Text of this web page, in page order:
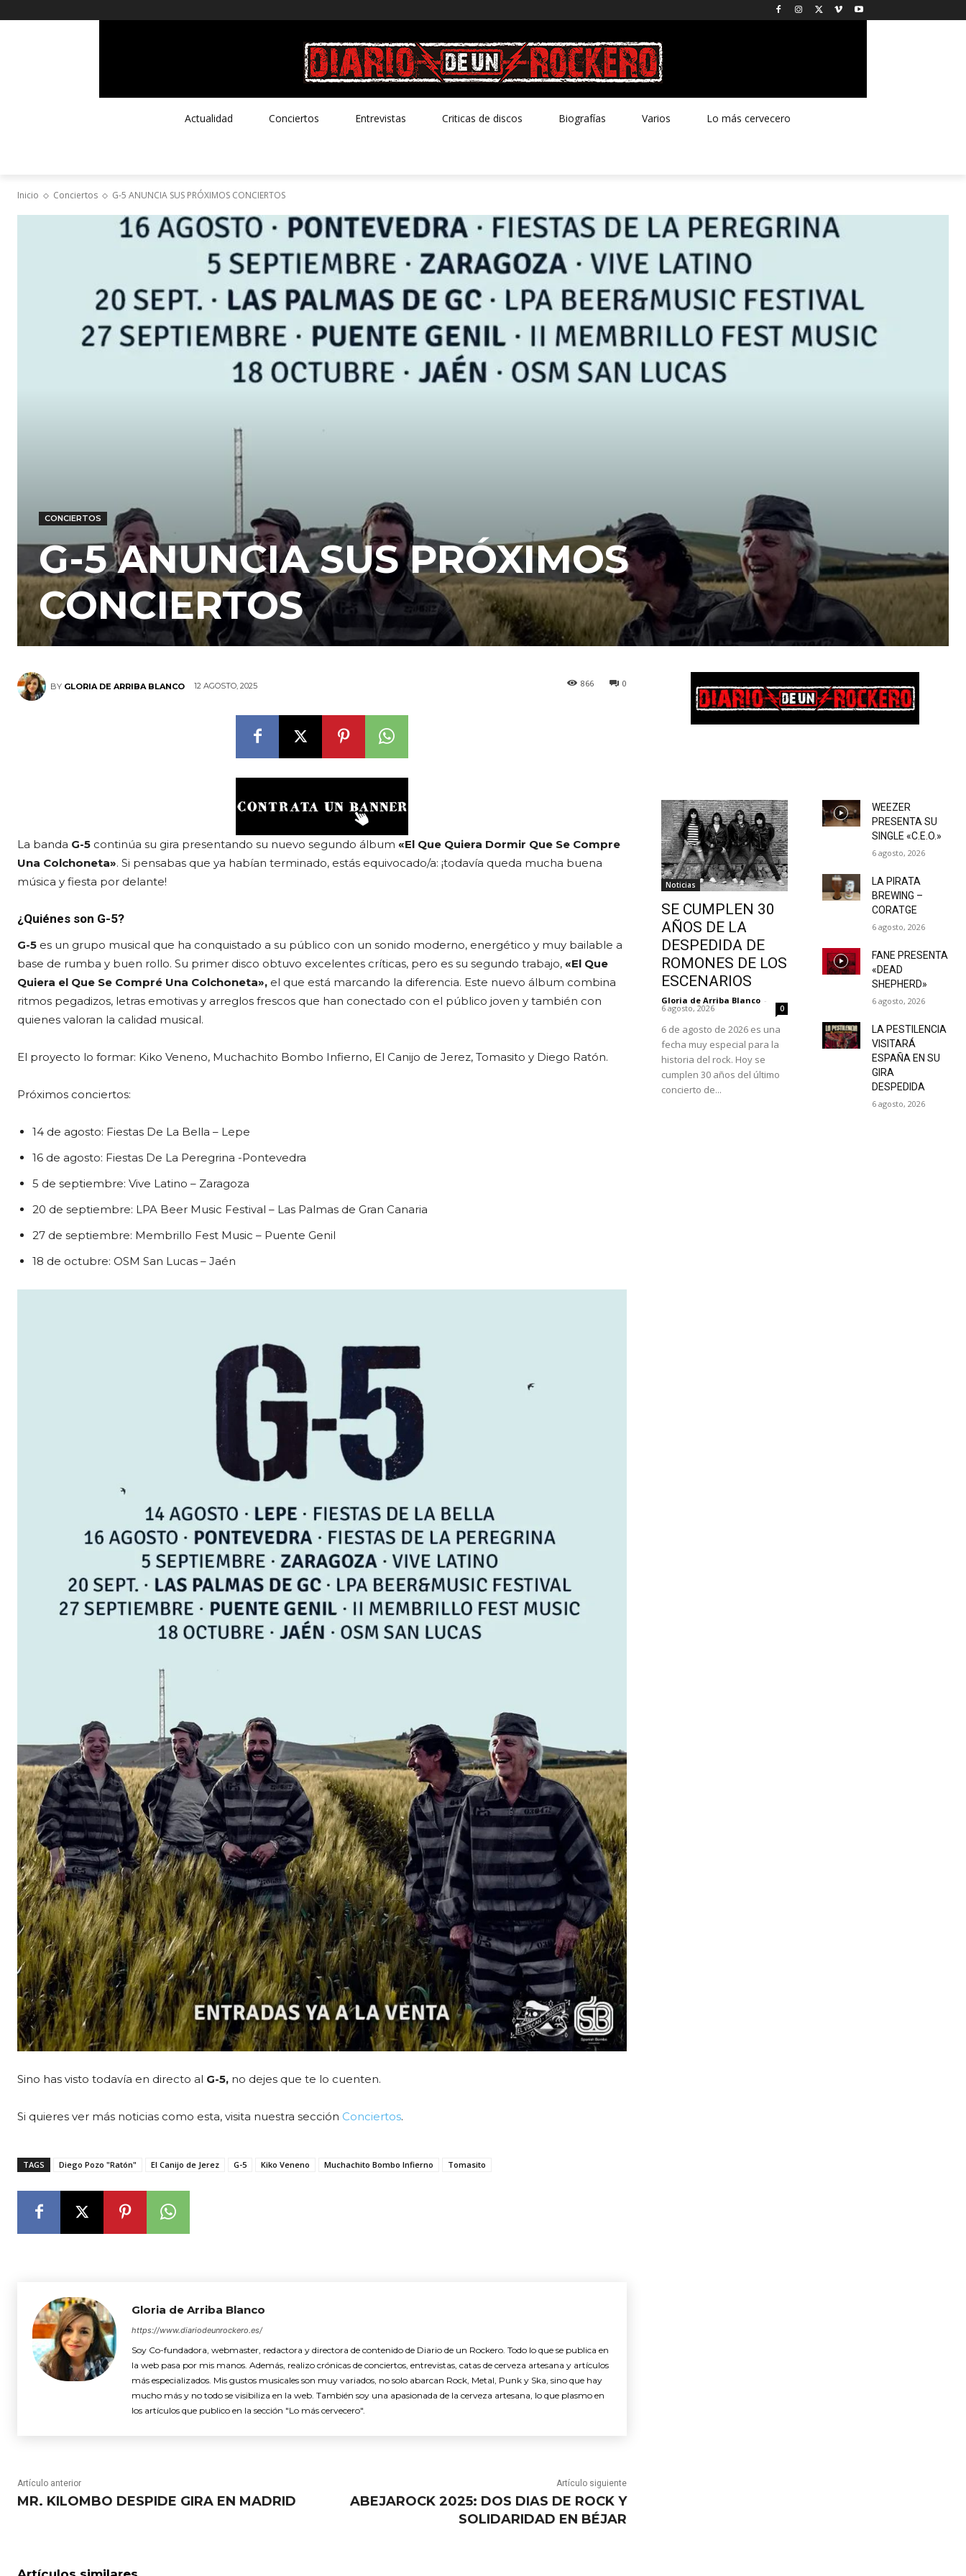
Actualidad Conciertos Entrevistas Criticas de discos Biografías Varios Lo más cervecero
Inicio Conciertos G-5 ANUNCIA SUS PRÓXIMOS CONCIERTOS
CONCIERTOS
G-5 ANUNCIA SUS PRÓXIMOS
CONCIERTOS
BY GLORIA DE ARRIBA BLANCO 12 AGOSTO, 2025 0
866
La banda G-5 continúa su gira presentando su nuevo segundo álbum «El Que Quiera Dormir Que Se Compre
Una Colchoneta». Si pensabas que ya habían terminado, estás equivocado/a: ¡todavía queda mucha buena
música y fiesta por delante!
¿Quiénes son G-5?
G-5 es un grupo musical que ha conquistado a su público con un sonido moderno, energético y muy bailable a
base de rumba y buen rollo. Su primer disco obtuvo excelentes críticas, pero es su segundo trabajo, «El Que
Quiera el Que Se Compré Una Colchoneta», el que está marcando la diferencia. Este nuevo álbum combina
ritmos pegadizos, letras emotivas y arreglos frescos que han conectado con el público joven y también con
quienes valoran la calidad musical.
El proyecto lo formar: Kiko Veneno, Muchachito Bombo Infierno, El Canijo de Jerez, Tomasito y Diego Ratón.
Próximos conciertos:
14 de agosto: Fiestas De La Bella – Lepe
16 de agosto: Fiestas De La Peregrina -Pontevedra
5 de septiembre: Vive Latino – Zaragoza
20 de septiembre: LPA Beer Music Festival – Las Palmas de Gran Canaria
27 de septiembre: Membrillo Fest Music – Puente Genil
18 de octubre: OSM San Lucas – Jaén
Sino has visto todavía en directo al G-5, no dejes que te lo cuenten.
Si quieres ver más noticias como esta, visita nuestra sección Conciertos.
TAGS Diego Pozo "Ratón" El Canijo de Jerez G-5 Kiko Veneno Muchachito Bombo Infierno Tomasito
Gloria de Arriba Blanco
https://www.diariodeunrockero.es/
Soy Co-fundadora, webmaster, redactora y directora de contenido de Diario de un Rockero. Todo lo que se publica en
la web pasa por mis manos. Además, realizo crónicas de conciertos, entrevistas, catas de cerveza artesana y artículos
más especializados. Mis gustos musicales son muy variados, no solo abarcan Rock, Metal, Punk y Ska, sino que hay
mucho más y no todo se visibiliza en la web. También soy una apasionada de la cerveza artesana, lo que plasmo en
los artículos que publico en la sección "Lo más cervecero".
Artículo anterior
MR. KILOMBO DESPIDE GIRA EN MADRID
Artículo siguiente
ABEJAROCK 2025: DOS DIAS DE ROCK Y
SOLIDARIDAD EN BÉJAR
Noticias
SE CUMPLEN 30
AÑOS DE LA
DESPEDIDA DE
ROMONES DE LOS
ESCENARIOS
Gloria de Arriba Blanco -
6 agosto, 2026 0
6 de agosto de 2026 es una
fecha muy especial para la
historia del rock. Hoy se
cumplen 30 años del último
concierto de...
WEEZER
PRESENTA SU
SINGLE «C.E.O.»
6 agosto, 2026
LA PIRATA
BREWING –
CORATGE
6 agosto, 2026
FANE PRESENTA
«DEAD
SHEPHERD»
6 agosto, 2026
LA PESTILENCIA
VISITARÁ
ESPAÑA EN SU
GIRA
DESPEDIDA
6 agosto, 2026